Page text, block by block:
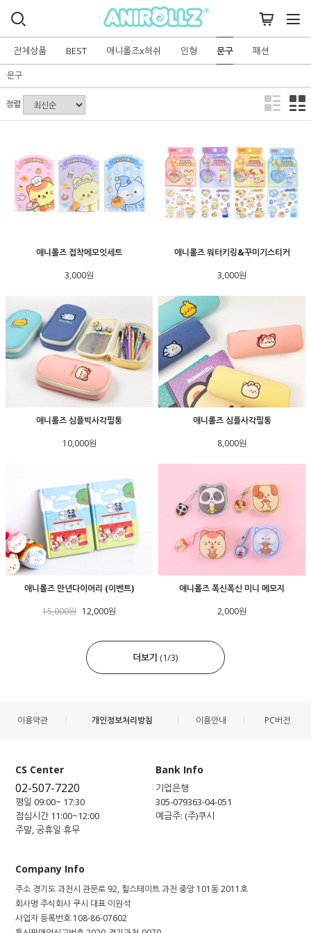
전체상품 BEST 애니롤즈x허쉬 인형 문구 패션
문구
정렬
애니롤즈 접착메모잇세트
3,000원
애니롤즈 워터키링&꾸미기스티커
3,000원
애니롤즈 심플빅사각필통
10,000원
애니롤즈 심플사각필통
8,000원
애니롤즈 만년다이어리 (이벤트)
15,000원 12,000원
애니롤즈 폭신폭신 미니 메모지
2,000원
더보기 (1/3)
이용약관 개인정보처리방침 이용안내 PC버전
CS Center
02-507-7220
평일 09:00~ 17:30
점심시간 11:00~12:00
주말, 공휴일 휴무
Bank Info
기업은행
305-079363-04-051
예금주: (주)쿠시
Company Info
주소 경기도 과천시 관문로 92, 힐스테이트 과천 중앙 101동 2011호
회사명 주식회사 쿠시 대표 이원석
사업자 등록번호 108-86-07602